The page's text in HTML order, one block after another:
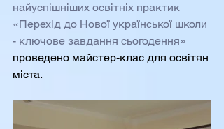
найуспішніших освітніх практик
«Перехід до Нової української школи
- ключове завдання сьогодення»
проведено майстер-клас для освітян
міста.